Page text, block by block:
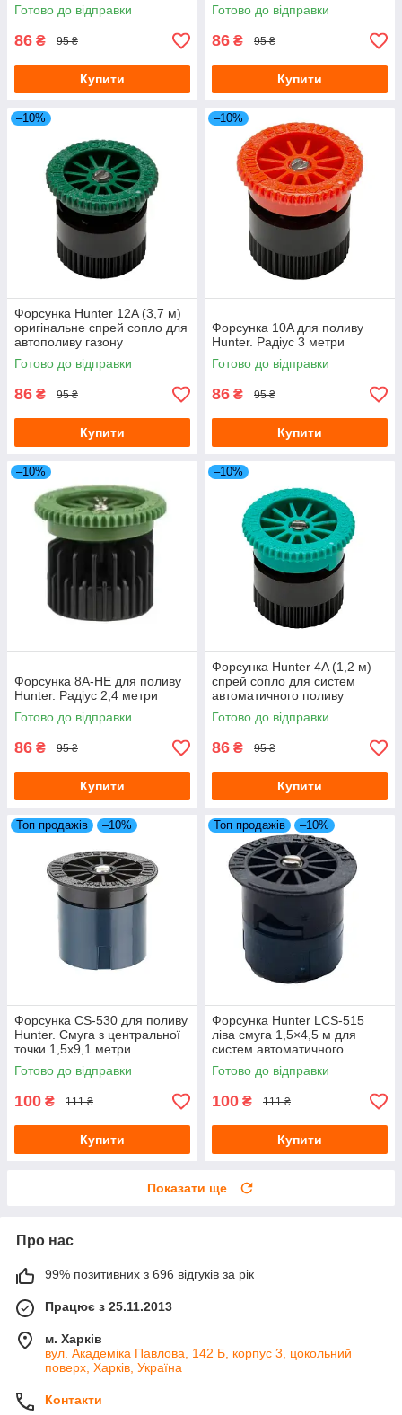
Готово до відправки
86 ₴ 95 ₴
Купити
Готово до відправки
86 ₴ 95 ₴
Купити
–10%
Форсунка Hunter 12A (3,7 м)
оригінальне спрей сопло для
автополиву газону
Готово до відправки
86 ₴ 95 ₴
Купити
–10%
Форсунка 10A для поливу
Hunter. Радіус 3 метри
Готово до відправки
86 ₴ 95 ₴
Купити
–10%
Форсунка 8A-HE для поливу
Hunter. Радіус 2,4 метри
Готово до відправки
86 ₴ 95 ₴
Купити
–10%
Форсунка Hunter 4A (1,2 м)
спрей сопло для систем
автоматичного поливу
Готово до відправки
86 ₴ 95 ₴
Купити
Топ продажів –10%
Форсунка CS-530 для поливу
Hunter. Смуга з центральної
точки 1,5х9,1 метри
Готово до відправки
100 ₴ 111 ₴
Купити
Топ продажів –10%
Форсунка Hunter LCS-515
ліва смуга 1,5×4,5 м для
систем автоматичного
поливу
Готово до відправки
100 ₴ 111 ₴
Купити
Показати ще
Про нас
99% позитивних з 696 відгуків за рік
Працює з 25.11.2013
м. Харків
вул. Академіка Павлова, 142 Б, корпус 3, цокольний
поверх, Харків, Україна
Контакти